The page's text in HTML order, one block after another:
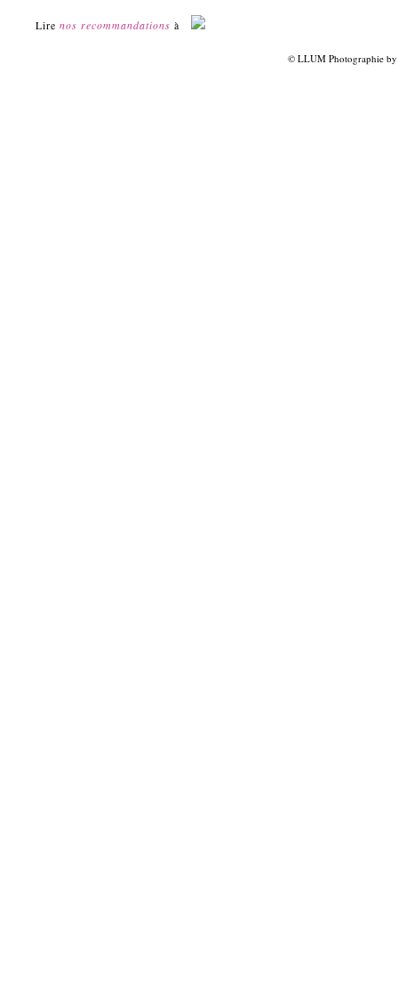
Lire nos recommandations à
© LLUM Photographie